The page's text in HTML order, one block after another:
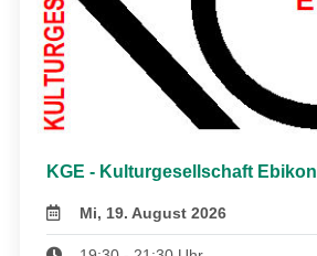
KGE - Kulturgesellschaft Ebikon
Mi, 19. August 2026